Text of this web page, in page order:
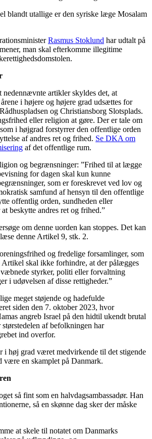
blandt utallige er den syriske læge Mosalam
Rasmus Stoklund har udtalt på
man skal efterkomme illegitime
artikler skyldes det, at
i højere og højere grad udsættes for
og Christiansborg Slotsplads.
eller religion at gøre. Der er tale om
i højgrad forstyrrer den offentlige orden
af andres ret og frihed. Se DKA om
af det offentlige rum.
og begrænsninger: ”Frihed til at lægge
for dagen skal kun kunne
som er foreskrevet ved lov og
samfund af hensyn til den offentlige
offentlig orden, sundheden eller
beskytte andres ret og frihed.”
om denne uorden kan stoppes. Det kan
denne Artikel 9, stk. 2.
og fredelige forsamlinger, som
Artikel skal ikke forhindre, at der pålægges
væbnede styrker, politi eller forvaltning
i udøvelsen af disse rettigheder.”
meget støjende og hadefulde
siden den 7. oktober 2023, hvor
angreb Israel på den hidtil ukendt brutal
af befolkningen har
ind overfor.
i høj grad været medvirkende til det stigende
en skamplet på Danmark.
så fint som en halvdagsambassadør. Han
så en skønne dag sker der måske
at skele til notatet om Danmarks